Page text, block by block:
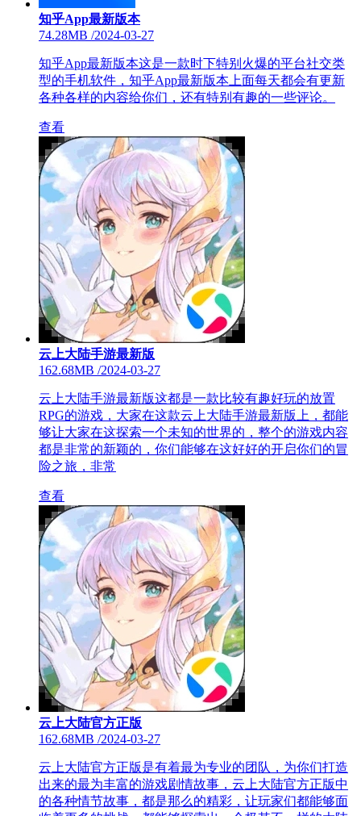
知乎App最新版本
74.28MB /2024-03-27
知乎App最新版本这是一款时下特别火爆的平台社交类
型的手机软件，知乎App最新版本上面每天都会有更新
各种各样的内容给你们，还有特别有趣的一些评论。
查看
云上大陆手游最新版
162.68MB /2024-03-27
云上大陆手游最新版这都是一款比较有趣好玩的放置
RPG的游戏，大家在这款云上大陆手游最新版上，都能
够让大家在这探索一个未知的世界的，整个的游戏内容
都是非常的新颖的，你们能够在这好好的开启你们的冒
险之旅，非常
查看
云上大陆官方正版
162.68MB /2024-03-27
云上大陆官方正版是有着最为专业的团队，为你们打造
出来的最为丰富的游戏剧情故事，云上大陆官方正版中
的各种情节故事，都是那么的精彩，让玩家们都能够面